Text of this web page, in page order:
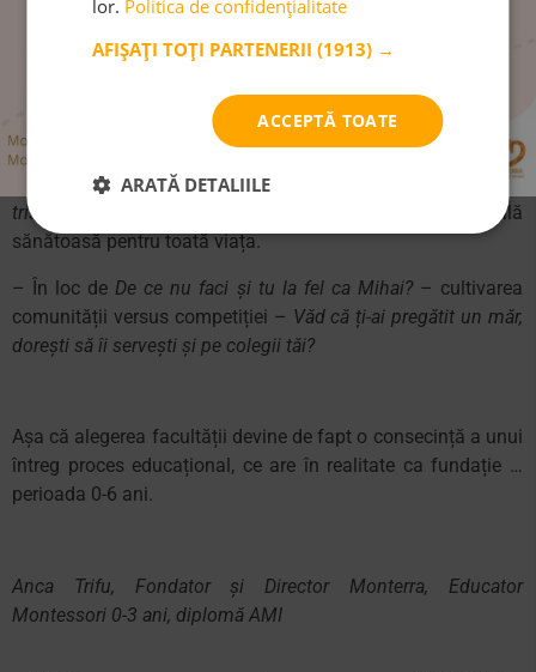
adulților relevanți din viața lui. De aceea, cum alegem să le
foarte lung:
Nu ai voie, nu atinge– copiii beneficiaza de un
mediu pe care îl pot explora în voie
-În loc deNu mai plânge, nu ești bebeluș
Da, văd că ești
trist, este în regulă să plângi
– fundație emoțională
sănătoasă pentru toată viața.
– În loc de De ce nu faci și tu la fel ca Mihai?– cultivarea
comunității versus competiției – Văd că ți-ai pregătit un măr,
dorești să îi servești și pe colegii tăi?
Așa că alegerea facultății devine de fapt o consecință a unui
întreg proces educațional, ce are în realitate ca fundație …
perioada 0-6 ani.
Anca Trifu, Fondator și Director Monterra, Educator
Montessori 0-3 ani, diplomă AMI
lor. Politica de confidențialitate
AFIȘAȚI TOȚI PARTENERII(1913) →
ACCEPTĂ TOATE
ARATĂ DETALIILE